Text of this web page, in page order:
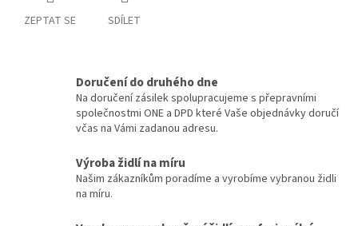
ZEPTAT SE SDÍLET
Doručení do druhého dne
Na doručení zásilek spolupracujeme s přepravními
společnostmi ONE a DPD které Vaše objednávky doručí
včas na Vámi zadanou adresu.
Výroba židlí na míru
Našim zákazníkům poradíme a vyrobíme vybranou židli
na míru.